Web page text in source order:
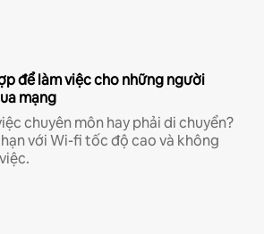
để làm việc cho những người
mạng
chuyên môn hay phải di chuyển?
với Wi-fi tốc độ cao và không